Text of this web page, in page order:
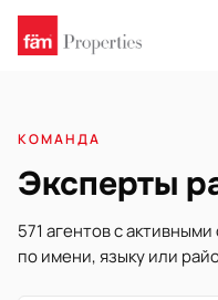
КОМАНДА
Эксперты
571 агентов с
по имени, языку или